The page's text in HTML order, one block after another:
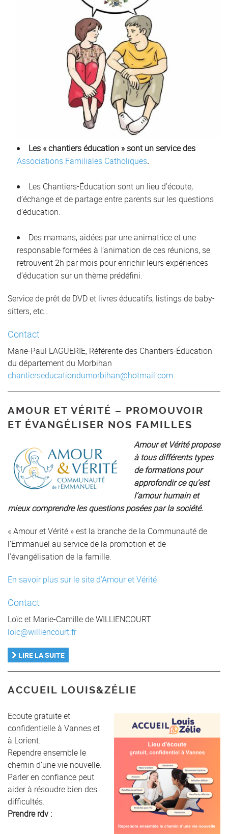
Les « chantiers éducation » sont un service des
Associations Familiales Catholiques.
Les Chantiers-Éducation sont un lieu d’écoute,
d’échange et de partage entre parents sur les questions
d’éducation.
Des mamans, aidées par une animatrice et une
responsable formées à l’animation de ces réunions, se
retrouvent 2h par mois pour enrichir leurs expériences
d’éducation sur un thème prédéfini.
Service de prêt de DVD et livres éducatifs, listings de baby-
sitters, etc…
Contact
Marie-Paul LAGUERIE, Référente des Chantiers-Éducation
du département du Morbihan
chantierseducationdumorbihan@hotmail.com
AMOUR ET VÉRITÉ – PROMOUVOIR
ET ÉVANGÉLISER NOS FAMILLES
Amour et Vérité propose
à tous différents types
de formations pour
approfondir ce qu’est
l’amour humain et
mieux comprendre les questions posées par la société.
« Amour et Vérité » est la branche de la Communauté de
l’Emmanuel au service de la promotion et de
l’évangélisation de la famille.
En savoir plus sur le site d’Amour et Vérité
Contact
Loïc et Marie-Camille de WILLIENCOURT
loic@williencourt.fr
LIRE LA SUITE
ACCUEIL LOUIS&ZÉLIE
Ecoute gratuite et
confidentielle à Vannes et
à Lorient.
Rependre ensemble le
chemin d’une vie nouvelle.
Parler en confiance peut
aider à résoudre bien des
difficultés.
Prendre rdv :